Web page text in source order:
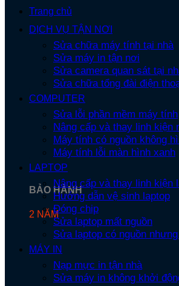
BẢO HÀNH
2 NĂM
Trang chủ
DỊCH VỤ TẬN NƠI
Sửa chữa máy tính tại nhà
Sửa máy in tận nơi
Sửa camera quan sát tại
Sửa chữa tổng đài điện
COMPUTER
Sửa lỗi phần mềm máy tính
Nâng cấp và thay linh kiện
Máy tính có nguồn không
Máy tính lỗi màn hình xanh
LAPTOP
Nâng cấp và thay linh kiện
Hướng dẫn vệ sinh laptop
Đóng chip
Sửa laptop mất nguồn
Sửa laptop có nguồn
MÁY IN
Nạp mực in tận nhà
Sửa máy in không khởi